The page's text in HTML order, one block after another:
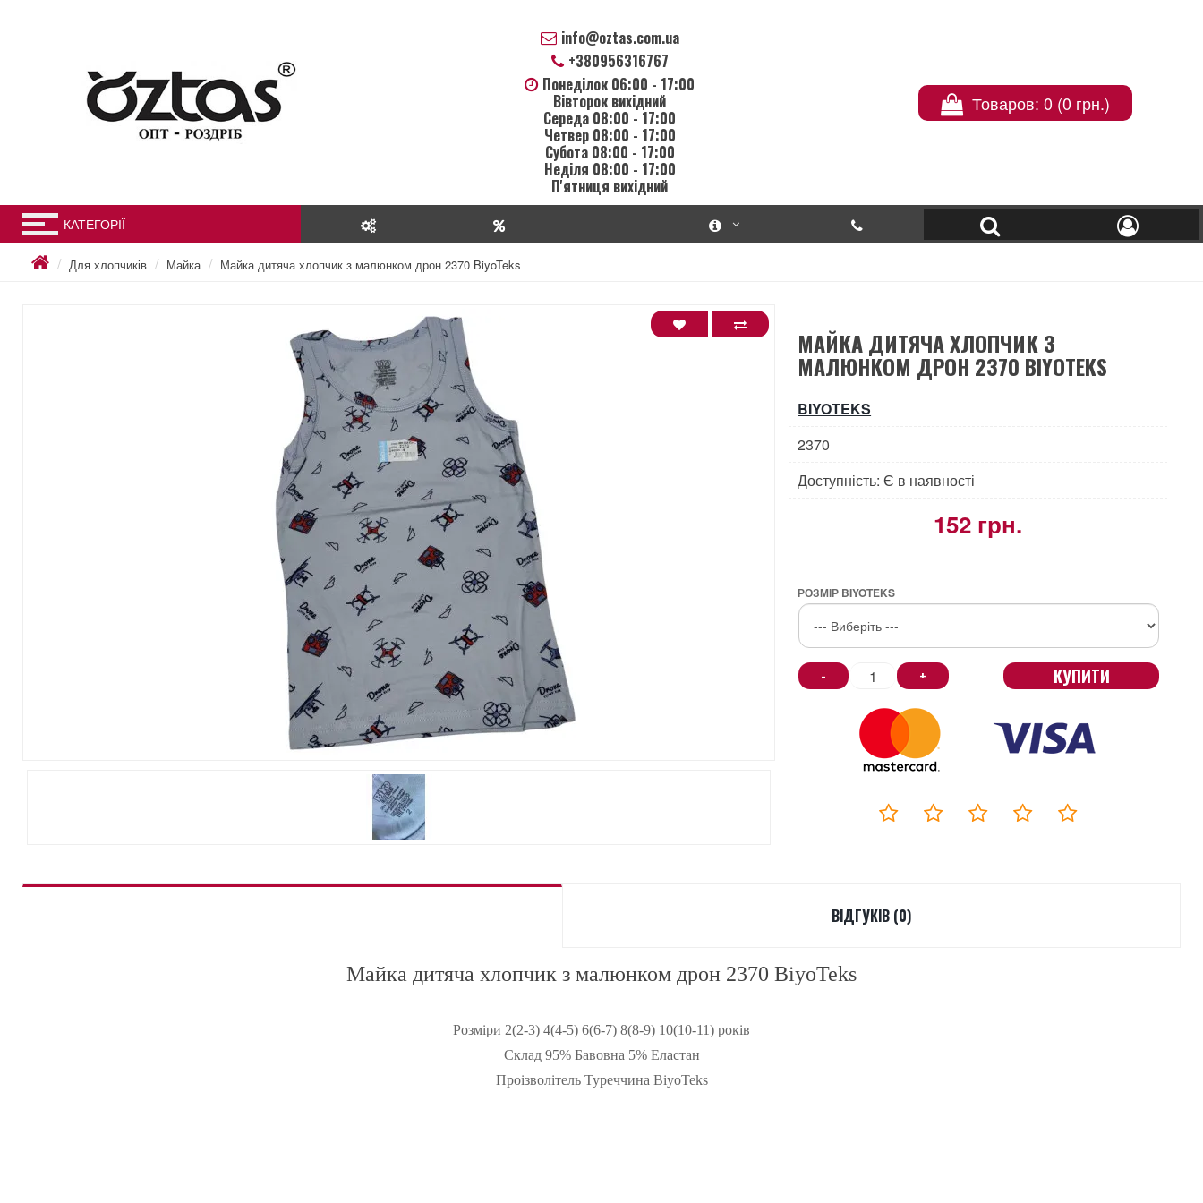
info@oztas.com.ua
+380956316767
Понеділок 06:00 - 17:00
Вівторок вихідний
Середа 08:00 - 17:00
Четвер 08:00 - 17:00
Субота 08:00 - 17:00
Неділя 08:00 - 17:00
П'ятниця вихідний
Товаров: 0 (0 грн.)
КАТЕГОРІЇ
Для хлопчиків Майка Майка дитяча хлопчик з малюнком дрон 2370 BiyoTeks
МАЙКА ДИТЯЧА ХЛОПЧИК З
МАЛЮНКОМ ДРОН 2370 BIYOTEKS
BIYOTEKS
2370
Доступність: Є в наявності
152 грн.
РОЗМІР BIYOTEKS
- + КУПИТИ
ВІДГУКІВ (0)
Майка дитяча хлопчик з малюнком дрон 2370 BiyoTeks
Розміри 2(2-3) 4(4-5) 6(6-7) 8(8-9) 10(10-11) років
Склад 95% Бавовна 5% Еластан
Проізволітель Туреччина BiyoTeks